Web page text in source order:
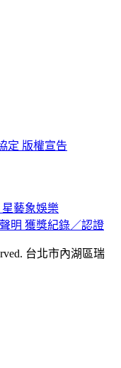
定 版權宣告
星藝象娛樂
明 獲獎紀錄／認證
台北市內湖區瑞